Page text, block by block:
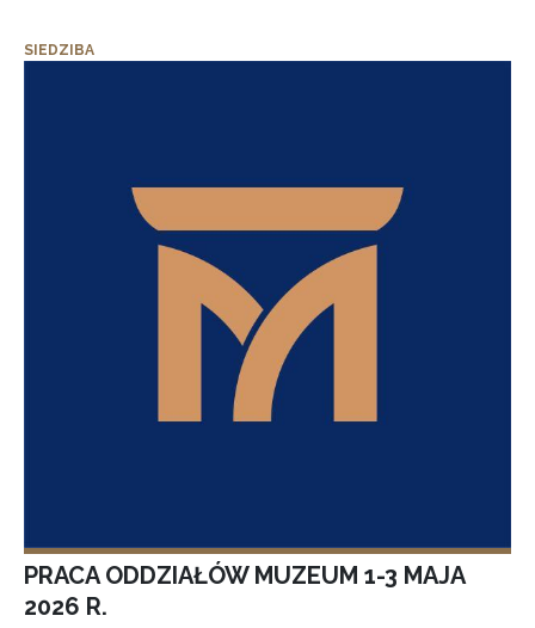
SIEDZIBA
PRACA ODDZIAŁÓW MUZEUM 1-3 MAJA
2026 R.